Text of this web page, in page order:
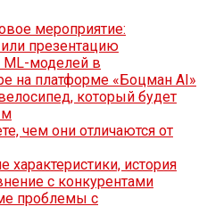
мероприятие:
презентацию
ML-моделей в
на платформе «Боцман AI»
который будет
чем они отличаются от
характеристики, история
с конкурентами
проблемы с